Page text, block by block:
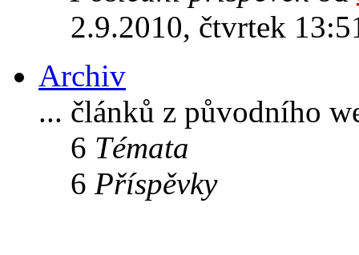
2.9.2010, čtvrtek
Archiv
... článků z původního
6 Témata
6 Příspěvky